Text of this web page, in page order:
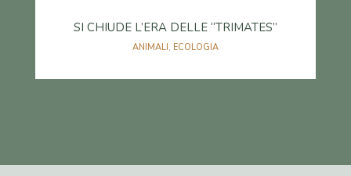
SI CHIUDE L’ERA DELLE “TRIMATES”
ANIMALI, ECOLOGIA